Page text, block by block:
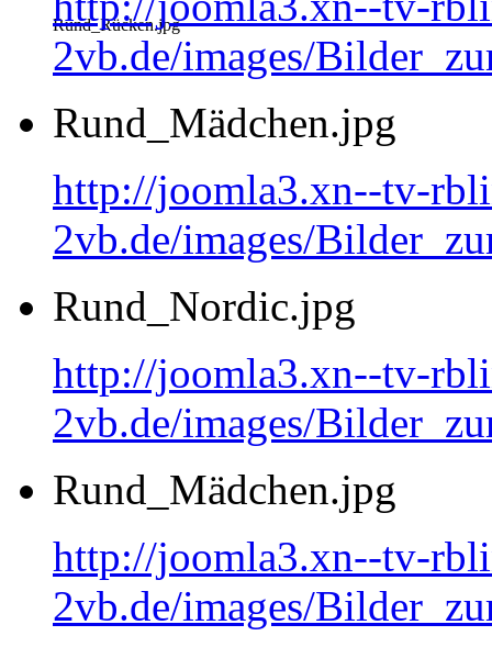
Rund_Rücken.jpg
2vb.de/images/
Rund_Mädchen.jpg
http://joomla3.xn--tv-
2vb.de/images/
Rund_Nordic.jpg
http://joomla3.xn--tv-
2vb.de/images/
Rund_Mädchen.jpg
http://joomla3.xn--tv-
2vb.de/images/